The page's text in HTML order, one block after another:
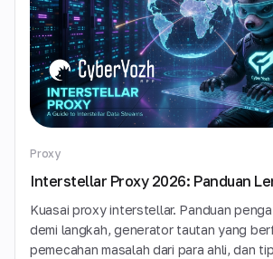
Proxy
Interstellar Proxy 2026: Panduan
Pengaturan, Alat & Pemecahan
Kuasai proxy interstellar. Panduan
demi langkah, generator tautan yang
pemecahan masalah dari para ahli, dan